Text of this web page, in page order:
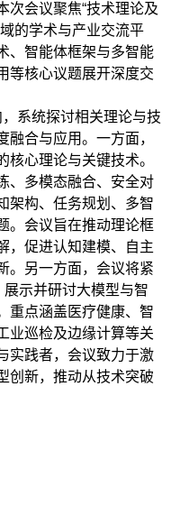
次会议聚焦“技术理论及
的学术与产业交流平
、智能体框架与多智能
等核心议题展开深度交
系统探讨相关理论与技
合与应用。一方面，
核心理论与关键技术。
、多模态融合、安全对
架构、任务规划、多智
。会议旨在推动理论框
，促进认知建模、自主
。另一方面，会议将紧
展示并研讨大模型与智
重点涵盖医疗健康、智
业巡检及边缘计算等关
实践者，会议致力于激
创新，推动从技术突破